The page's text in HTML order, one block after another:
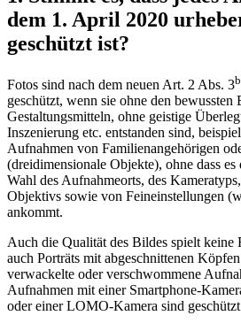
dem 1. April 2020
geschützt ist?
Fotos sind nach dem neuen Art. 2 Abs. 3
geschützt, wenn sie ohne den bewussten
Gestaltungsmitteln, ohne geistige
Inszenierung etc. entstanden sind,
Aufnahmen von Familienangehörigen
(dreidimensionale Objekte), ohne dass
Wahl des Aufnahmeorts, des
Objektivs sowie von Feineinstellungen
ankommt.
Auch die Qualität des Bildes spielt keine
auch Porträts mit abgeschnittenen
verwackelte oder verschwommene
Aufnahmen mit einer Smartphone-
oder einer LOMO-Kamera sind